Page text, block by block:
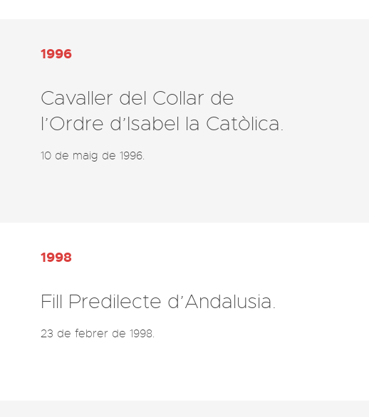
1996
Cavaller del Collar de
l’Ordre d’Isabel la Catòlica.
10 de maig de 1996.
1998
Fill Predilecte d’Andalusia.